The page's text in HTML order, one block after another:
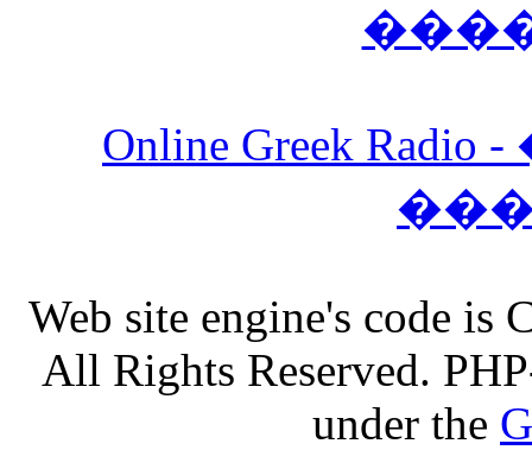
Online Greek
Web site engine's code
All Rights Reserved.
under the